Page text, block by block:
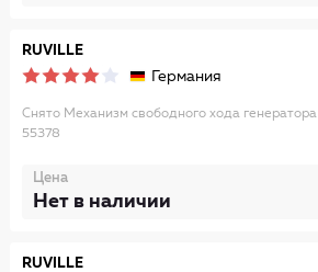
RUVILLE
Германия
Снято Механизм свободного хода генератора
55378
Цена
Нет в наличии
RUVILLE